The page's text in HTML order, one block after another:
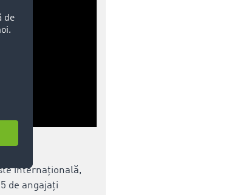
internațională,
de angajați